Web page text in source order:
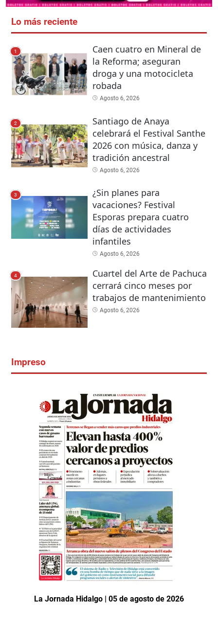
Lo más reciente
1
Caen cuatro en Mineral de
la Reforma; aseguran
droga y una motocicleta
robada
Agosto 6, 2026
2
Santiago de Anaya
celebrará el Festival Santhe
2026 con música, danza y
tradición ancestral
Agosto 6, 2026
3
¿Sin planes para
vacaciones? Festival
Esporas prepara cuatro
días de actividades
infantiles
Agosto 6, 2026
4
Cuartel del Arte de Pachuca
cerrará cinco meses por
trabajos de mantenimiento
Agosto 6, 2026
Impreso
La Jornada Hidalgo | 05 de agosto de 2026